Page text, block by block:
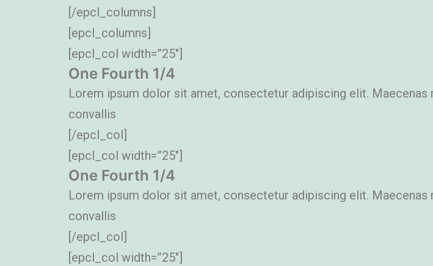
[/epcl_columns]
[epcl_columns]
[epcl_col width=”25″]
One Fourth 1/4
Lorem ipsum dolor sit amet, consectetur adipiscing elit.
convallis
[/epcl_col]
[epcl_col width=”25″]
One Fourth 1/4
Lorem ipsum dolor sit amet, consectetur adipiscing elit.
convallis
[/epcl_col]
[epcl_col width=”25″]